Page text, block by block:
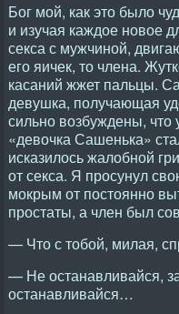
Бог мой, как это было
и изучая каждое новое
секса с мужчиной,
его яичек, то члена.
касаний жжет пальцы.
девушка, получающая
сильно возбуждены, что
«девочка Сашенька»
исказилось жалобной
от секса. Я просунул
мокрым от постоянно
простаты, а член был
— Что с тобой, милая,
— Не останавливайся,
останавливайся…